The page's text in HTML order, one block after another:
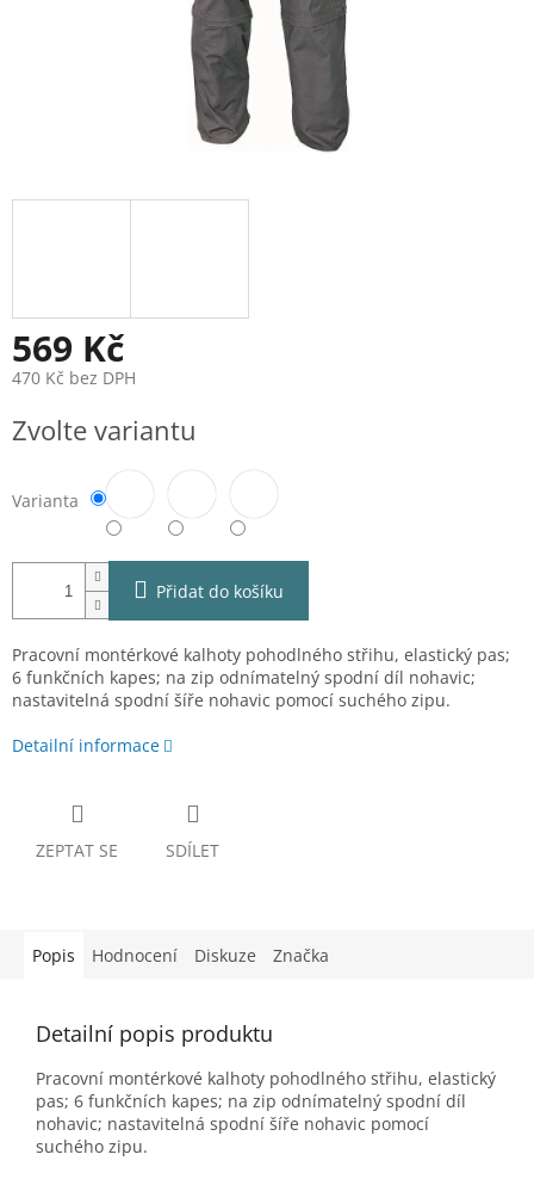
569 Kč
470 Kč bez DPH
cena:
Zvolte variantu
Varianta
Přidat do košíku
Pracovní montérkové kalhoty pohodlného střihu, elastický pas;
6 funkčních kapes; na zip odnímatelný spodní díl nohavic;
nastavitelná spodní šíře nohavic pomocí suchého zipu.
Detailní informace
ZEPTAT SE SDÍLET
Popis Hodnocení Diskuze Značka
Detailní popis produktu
Pracovní montérkové kalhoty pohodlného střihu, elastický
pas; 6 funkčních kapes; na zip odnímatelný spodní díl
nohavic; nastavitelná spodní šíře nohavic pomocí
suchého zipu.